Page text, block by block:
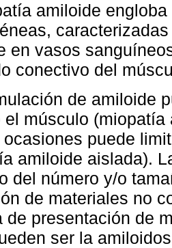
amiloide
en vasos
conectivo del
de amiloide
el músculo
ocasiones puede
amiloide aislada).
del número y/o
de materiales no
de presentación de
ser la